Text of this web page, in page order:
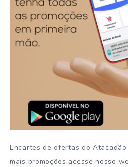
Encartes de ofertas do
mais promoções acesse nosso